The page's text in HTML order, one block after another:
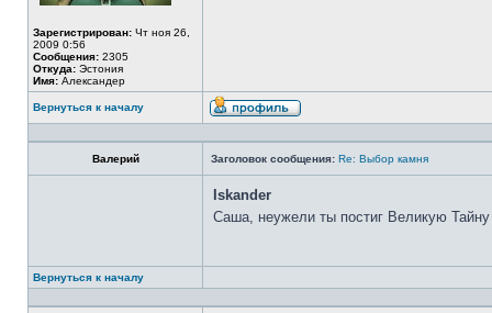
Зарегистрирован: Чт ноя 26,
2009 0:56
Сообщения: 2305
Откуда: Эстония
Имя: Александер
Вернуться к началу
Валерий Заголовок сообщения: Re: Выбор камня
Iskander
Саша, неужели ты постиг Великую
Вернуться к началу